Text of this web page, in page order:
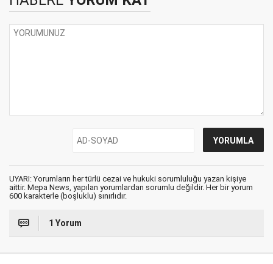
UYARI: Yorumların her türlü cezai ve hukuki sorumluluğu yazan kişiye
aittir. Mepa News, yapılan yorumlardan sorumlu değildir. Her bir yorum
600 karakterle (boşluklu) sınırlıdır.
1 Yorum